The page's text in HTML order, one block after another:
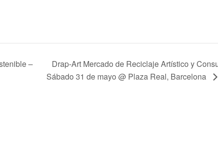
–
Drap-Art Mercado de Reciclaje Artístico y
Sábado 31 de mayo @ Plaza Real, Barcelona